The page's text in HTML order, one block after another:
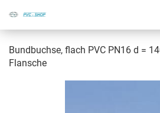
Bund­buch­se, flach PVC PN16 d =
Flan­sche